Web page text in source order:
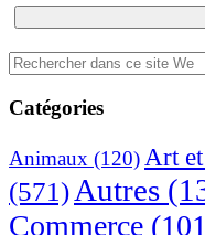
Barre
latérale
principale
Rechercher
dans
ce
site
Catégories
Animaux (120)Art
(571) Autres
Commerce